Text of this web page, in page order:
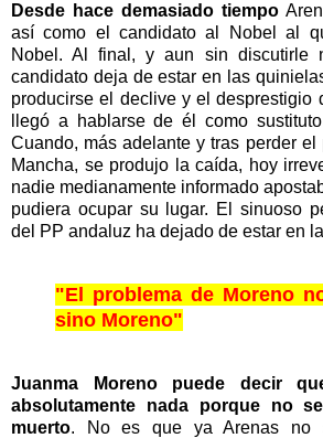
Desde hace demasiado tiempo
así como el candidato al Nobel al
Nobel. Al final, y aun sin discutirle
candidato deja de estar en las
producirse el declive y el desprestigio
llegó a hablarse de él como
Cuando, más adelante y tras perder el
Mancha, se produjo la caída, hoy
nadie medianamente informado
pudiera ocupar su lugar. El sinuoso
del PP andaluz ha dejado de estar en
"El problema de Moreno
sino Moreno"
Juanma Moreno puede decir
absolutamente nada porque no
muerto. No es que ya Arenas no